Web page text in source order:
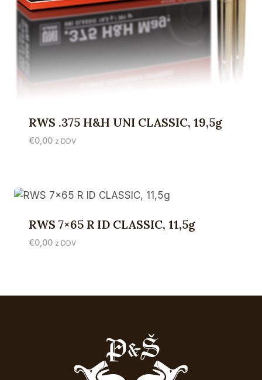
RWS .375 H&H UNI CLASSIC, 19,5g
€0,00 z DDV
RWS 7×65 R ID CLASSIC, 11,5g
€0,00 z DDV